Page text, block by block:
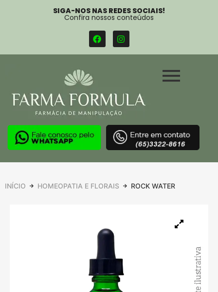
SIGA-NOS NAS REDES SOCIAIS!
Confira nossos conteúdos
INÍCIO HOMEOPATIA E FLORAIS ROCK WATER